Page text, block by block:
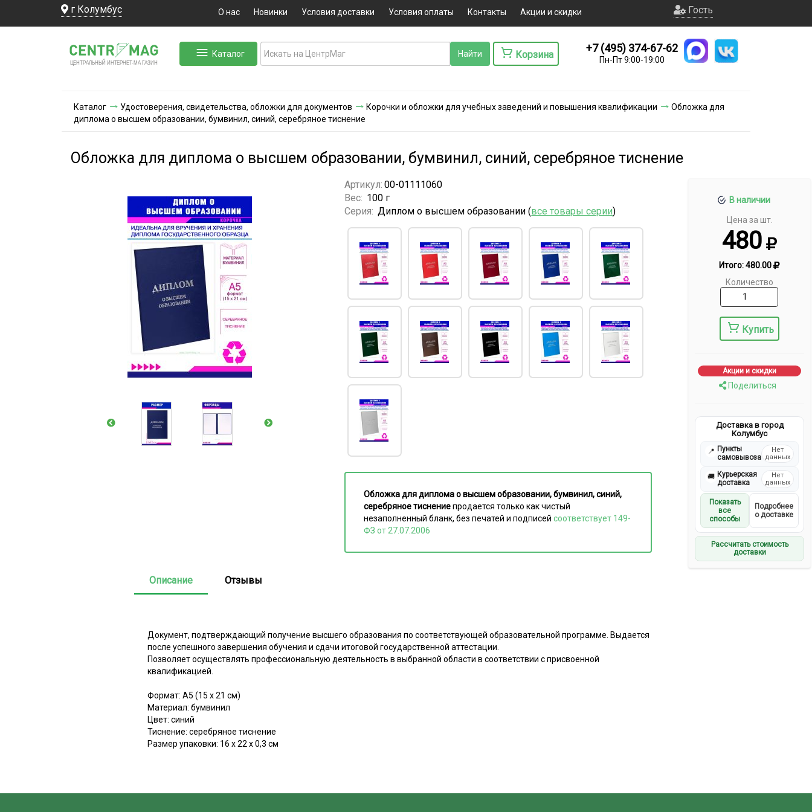
г Колумбус О нас Новинки Условия доставки Условия оплаты Контакты Акции и скидки Гость
ЦЕНТРАЛЬНЫЙ ИНТЕРНЕТ-МА ГАЗИН
Каталог Корзина
+7 (495) 374-67-62
Пн-Пт 9:00-19:00
Каталог Удостоверения, свидетельства, обложки для документов Корочки и обложки для учебных заведений и повышения квалификации
Обложка для
диплома о высшем образовании, бумвинил, синий, серебряное тиснение
Обложка для диплома о высшем образовании, бумвинил, синий, серебряное тиснение
В наличии
Цена за шт.
480
Итого:480.00
Количество
Купить
Акции и скидки
Поделиться
Доставка в город
Колумбус
📍 Пункты
самовывоза
Нет
данных
🚚 Курьерская
доставка
Нет
данных
Показать
все
способы
Подробнее
о доставке
Рассчитать стоимость
доставки
Артикул: 00-01111060
Вес: 100 г
Серия: Диплом о высшем образовании (все товары серии)
Обложка для диплома о высшем образовании, бумвинил, синий,
серебряное тиснениепродается только как чистый
незаполненный бланк, без печатей и подписейсоответствует 149-
ФЗ от 27.07.2006
Описание Отзывы
Документ, подтверждающий получение высшего образования по соответствующей образовательной программе. Выдается
после успешного завершения обучения и сдачи итоговой государственной аттестации.
Позволяет осуществлять профессиональную деятельность в выбранной области в соответствии с присвоенной
квалификацией.
Формат: А5 (15 х 21 см)
Материал: бумвинил
Цвет: синий
Тиснение: серебряное тиснение
Размер упаковки: 16 х 22 х 0,3 см